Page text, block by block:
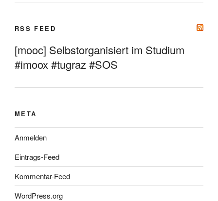
RSS FEED
[mooc] Selbstorganisiert im Studium
#imoox #tugraz #SOS
META
Anmelden
Eintrags-Feed
Kommentar-Feed
WordPress.org